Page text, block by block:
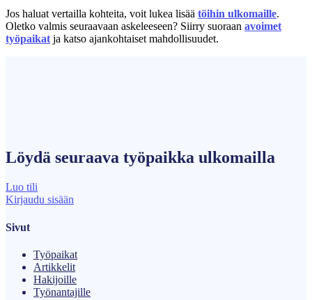
Jos haluat vertailla kohteita, voit lukea lisää töihin ulkomaille.
Oletko valmis seuraavaan askeleeseen? Siirry suoraan avoimet
työpaikatja katso ajankohtaiset mahdollisuudet.
Löydä seuraava työpaikka ulkomailla
Luo tili
Kirjaudu sisään
Sivut
Työpaikat
Artikkelit
Hakijoille
Työnantajille